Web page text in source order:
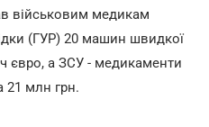
військовим медикам
(ГУР) 20 машин швидкої
євро, а ЗСУ - медикаменти
21 млн грн.